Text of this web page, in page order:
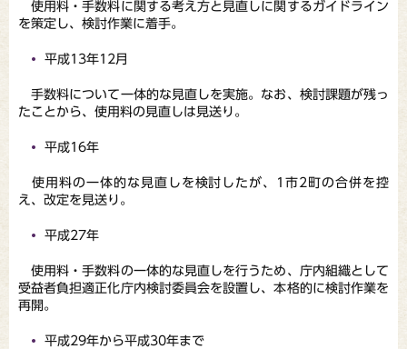
使用料・手数料に関する考え方と見直しに関するガイドライン
を策定し、検討作業に着手。
平成13年12月
手数料について一体的な見直しを実施。なお、検討課題が残っ
たことから、使用料の見直しは見送り。
平成16年
使用料の一体的な見直しを検討したが、1市2町の合併を控
え、改定を見送り。
平成27年
使用料・手数料の一体的な見直しを行うため、庁内組織として
受益者負担適正化庁内検討委員会を設置し、本格的に検討作業を
再開。
平成29年から平成30年まで